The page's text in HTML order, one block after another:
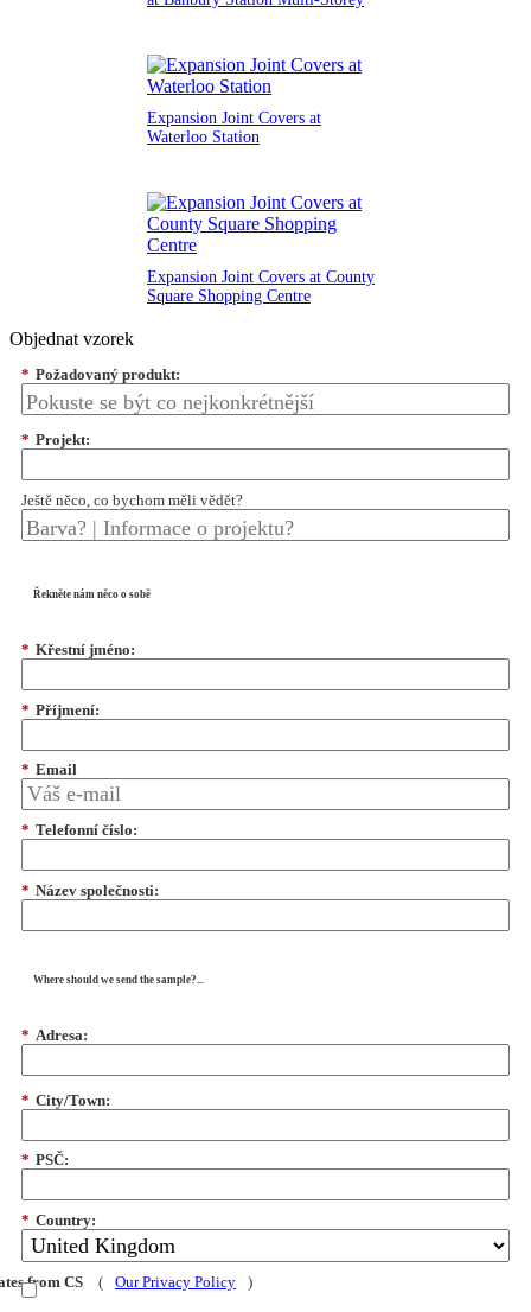
Expansion Joint Covers at
Waterloo Station
Expansion Joint Covers at County
Square Shopping Centre
Objednat vzorek
* Požadovaný produkt:
* Projekt:
Ještě něco, co bychom měli vědět?
Řekněte nám něco o sobě
* Křestní jméno:
* Příjmení:
* Email
* Telefonní číslo:
* Název společnosti:
Where should we send the sample?...
* Adresa:
* City/Town:
* PSČ:
* Country:
from CS ( Our Privacy Policy )